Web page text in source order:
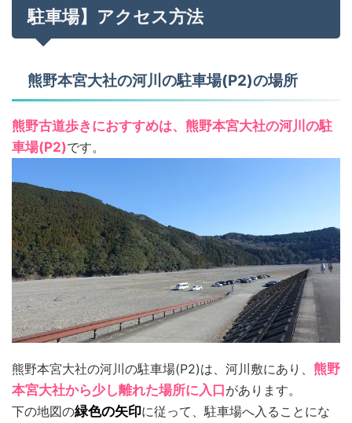
駐車場】アクセス方法
熊野本宮大社の河川の駐車場(P2)の場所
熊野古道歩きにおすすめは、熊野本宮大社の河川の駐
車場(P2)です。
熊野本宮大社の河川の駐車場(P2)は、河川敷にあり、 熊野
本宮大社から少し離れた場所に入口があります。
下の地図の緑色の矢印に従って、駐車場へ入ることにな